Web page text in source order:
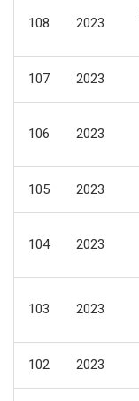
108 2023
107 2023
106 2023
105 2023
104 2023
103 2023
102 2023